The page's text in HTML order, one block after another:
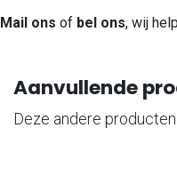
Mail ons of bel ons, wij
Aanvullende
Deze andere